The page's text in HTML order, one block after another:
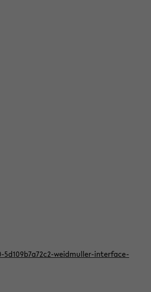
weidmuller-interface-